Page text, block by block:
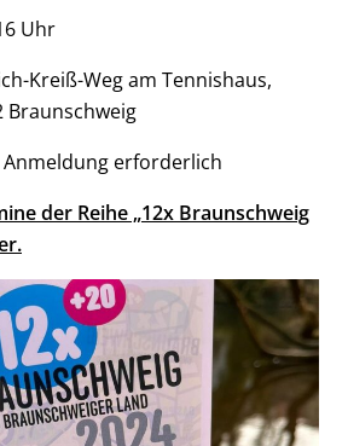
Uhr
Kreiß-Weg am Tennishaus,
Braunschweig
erforderlich
der Reihe „12x Braunschweig